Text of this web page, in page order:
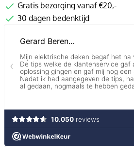
Gratis bezorging vanaf €20,-
30 dagen bedenktijd